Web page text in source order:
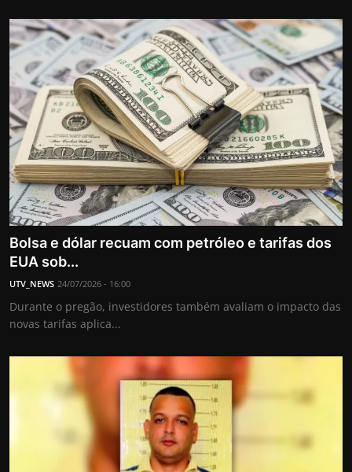
Bolsa e dólar recuam com petróleo e tarifas dos
EUA sob...
UTV_NEWS 24/07/2026 - 16:00
Durante o pregão, investidores também avaliam o impacto das
novas tarifas aplica...